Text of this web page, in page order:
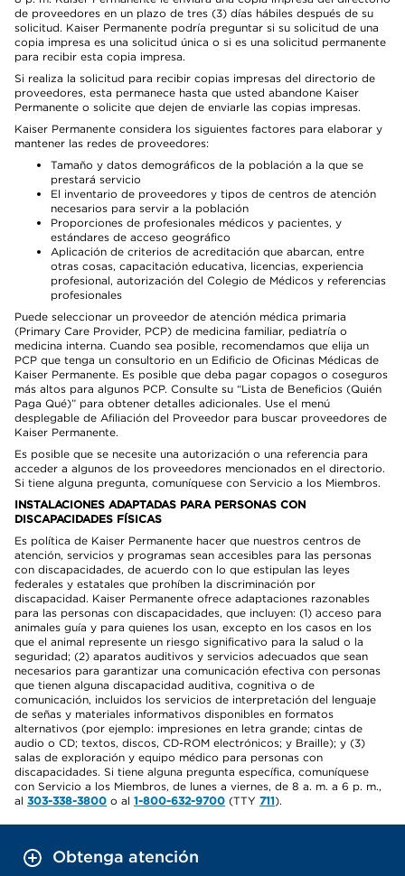
de proveedores en un plazo de tres (3) días hábiles después de su
solicitud. Kaiser Permanente podría preguntar si su solicitud de una
copia impresa es una solicitud única o si es una solicitud permanente
para recibir esta copia impresa.
Si realiza la solicitud para recibir copias impresas del directorio de
proveedores, esta permanece hasta que usted abandone Kaiser
Permanente o solicite que dejen de enviarle las copias impresas.
Kaiser Permanente considera los siguientes factores para elaborar y
mantener las redes de proveedores:
Tamaño y datos demográficos de la población a la que se
prestará servicio
El inventario de proveedores y tipos de centros de atención
necesarios para servir a la población
Proporciones de profesionales médicos y pacientes, y
estándares de acceso geográfico
Aplicación de criterios de acreditación que abarcan, entre
otras cosas, capacitación educativa, licencias, experiencia
profesional, autorización del Colegio de Médicos y referencias
profesionales
Puede seleccionar un proveedor de atención médica primaria
(Primary Care Provider, PCP) de medicina familiar, pediatría o
medicina interna. Cuando sea posible, recomendamos que elija un
PCP que tenga un consultorio en un Edificio de Oficinas Médicas de
Kaiser Permanente. Es posible que deba pagar copagos o coseguros
más altos para algunos PCP. Consulte su “Lista de Beneficios (Quién
Paga Qué)” para obtener detalles adicionales. Use el menú
desplegable de Afiliación del Proveedor para buscar proveedores de
Kaiser Permanente.
Es posible que se necesite una autorización o una referencia para
acceder a algunos de los proveedores mencionados en el directorio.
Si tiene alguna pregunta, comuníquese con Servicio a los Miembros.
INSTALACIONES ADAPTADAS PARA PERSONAS CON
DISCAPACIDADES FÍSICAS
Es política de Kaiser Permanente hacer que nuestros centros de
atención, servicios y programas sean accesibles para las personas
con discapacidades, de acuerdo con lo que estipulan las leyes
federales y estatales que prohíben la discriminación por
discapacidad. Kaiser Permanente ofrece adaptaciones razonables
para las personas con discapacidades, que incluyen: (1) acceso para
animales guía y para quienes los usan, excepto en los casos en los
que el animal represente un riesgo significativo para la salud o la
seguridad; (2) aparatos auditivos y servicios adecuados que sean
necesarios para garantizar una comunicación efectiva con personas
que tienen alguna discapacidad auditiva, cognitiva o de
comunicación, incluidos los servicios de interpretación del lenguaje
de señas y materiales informativos disponibles en formatos
alternativos (por ejemplo: impresiones en letra grande; cintas de
audio o CD; textos, discos, CD-ROM electrónicos; y Braille); y (3)
salas de exploración y equipo médico para personas con
discapacidades. Si tiene alguna pregunta específica, comuníquese
con Servicio a los Miembros, de lunes a viernes, de 8 a. m. a 6 p. m.,
al 303-338-3800 o al 1-800-632-9700 (TTY 711).
Obtenga atención